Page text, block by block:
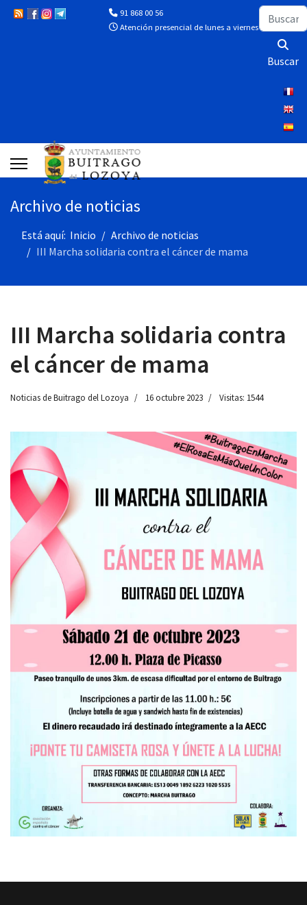
91 868 00 56
Atención presencial de lunes a viernes de 10:00 a
Buscar
Buscar
Archivo de noticias
Está aquí: Inicio
Archivo de noticias
III Marcha solidaria contra el cáncer de mama
III Marcha solidaria contra
el cáncer de mama
Noticias de Buitrago del Lozoya 16 octubre 2023 Visitas: 1544